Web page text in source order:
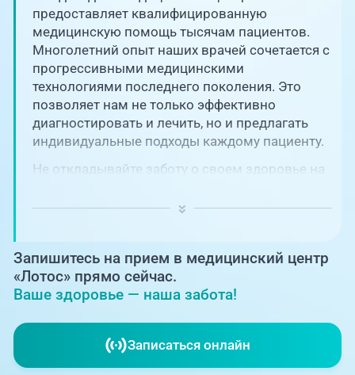
О клинике
Блог врачей
Новости
PreventAGE
+7 (351) 220-00-03
запись на прием
+7 (351) 220-03-03
Центр амбулаторной
онкологической помощи
+7 (7142) 927-003
жителей Казахстана
предоставляет квалифицированную
медицинскую помощь тысячам пациентов.
Многолетний опыт наших врачей сочетается с
прогрессивными медицинскими
технологиями последнего поколения. Это
позволяет нам не только эффективно
диагностировать и лечить, но и предлагать
индивидуальные подходы каждому пациенту.
Не откладывайте заботу о своем здоровье на
ключевую роль в поддержании вашего
Запишитесь на прием в медицинский центр
«Лотос» прямо сейчас.
Ваше здоровье — наша забота!
Записаться онлайн